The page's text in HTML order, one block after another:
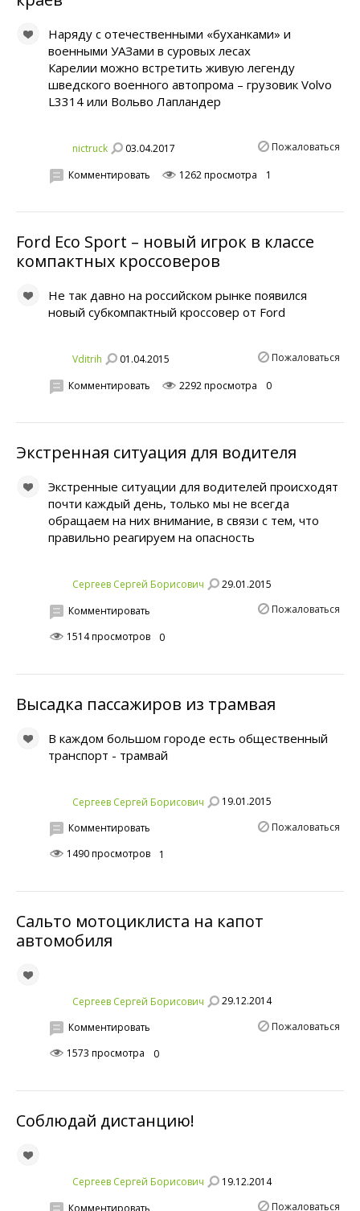
Наряду с отечественными «буханками» и
военными УАЗами в суровых лесах
Карелии можно встретить живую легенду
шведского военного автопрома – грузовик Volvo
L3314 или Вольво Лапландер
nictruck 03.04.2017 Пожаловаться
Комментировать 1262 просмотра 1
Ford Eco Sport – новый игрок в классе
компактных кроссоверов
Не так давно на российском рынке появился
новый субкомпактный кроссовер от Ford
Vditrih 01.04.2015 Пожаловаться
Комментировать 2292 просмотра 0
Экстренная ситуация для водителя
Экстренные ситуации для водителей происходят
почти каждый день, только мы не всегда
обращаем на них внимание, в связи с тем, что
правильно реагируем на опасность
Сергеев Сергей Борисович
29.01.2015
Пожаловаться
Комментировать
1514 просмотров
0
Высадка пассажиров из трамвая
В каждом большом городе есть общественный
транспорт - трамвай
Сергеев Сергей Борисович
19.01.2015
Пожаловаться
Комментировать
1490 просмотров
1
Сальто мотоциклиста на капот
автомобиля
Сергеев Сергей Борисович
29.12.2014
Пожаловаться
Комментировать
1573 просмотра
0
Соблюдай дистанцию!
Сергеев Сергей Борисович
19.12.2014
Пожаловаться
Комментировать